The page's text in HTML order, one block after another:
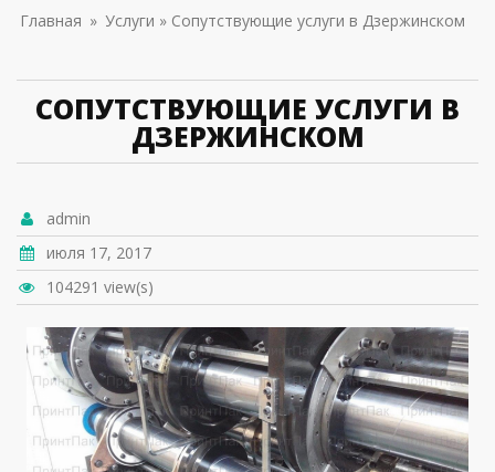
ВЫ ЗДЕСЬ
Главная » Услуги » Сопутствующие услуги в Дзержинском
СОПУТСТВУЮЩИЕ УСЛУГИ В
ДЗЕРЖИНСКОМ
admin
июля 17, 2017
104291 view(s)